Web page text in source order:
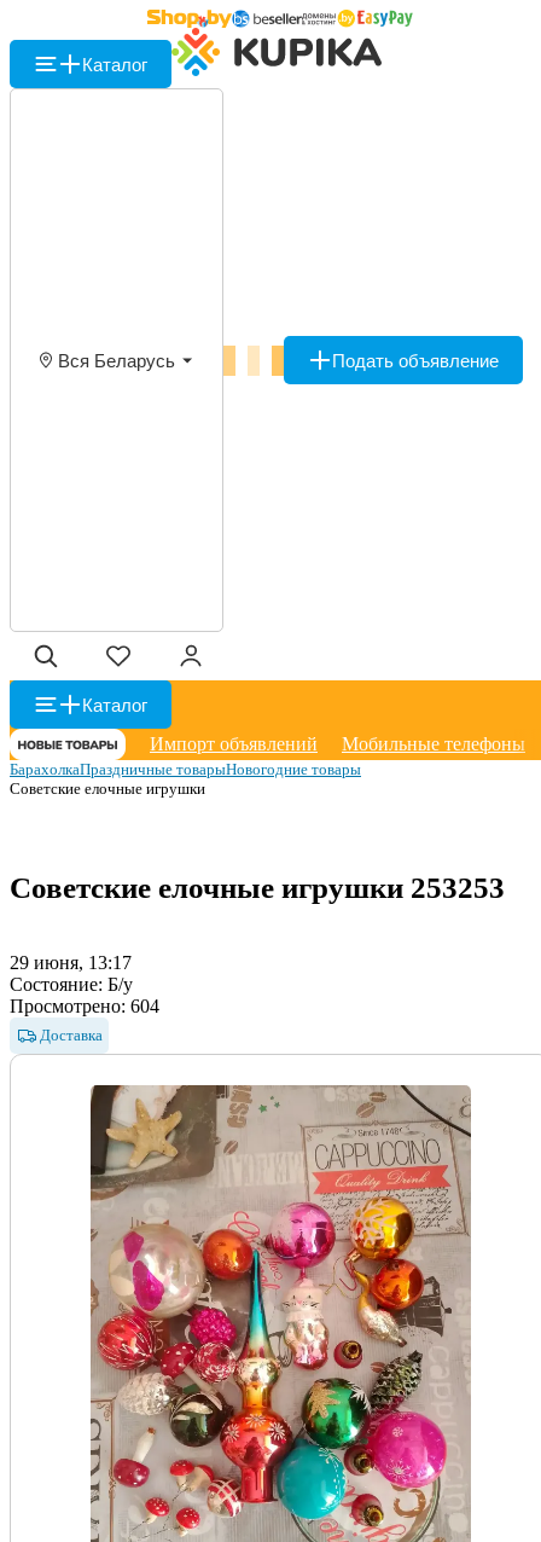
Каталог
Вся Беларусь Подать объявление
Каталог
Импорт объявлений
Мобильные телефоны
БарахолкаПраздничные товарыНовогодние товары
Советские елочные игрушки
Советские елочные игрушки 253253
29 июня, 13:17
Состояние: Б/у
Просмотрено: 604
Доставка